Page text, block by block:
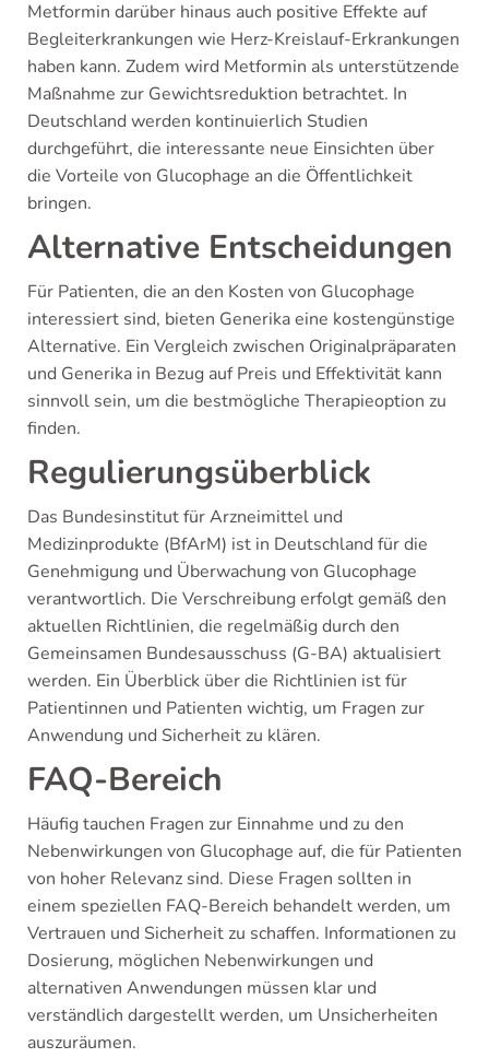
Metformin darüber hinaus auch positive Effekte auf
Begleiterkrankungen wie Herz-Kreislauf-Erkrankungen
haben kann. Zudem wird Metformin als unterstützende
Maßnahme zur Gewichtsreduktion betrachtet. In
Deutschland werden kontinuierlich Studien
durchgeführt, die interessante neue Einsichten über
die Vorteile von Glucophage an die Öffentlichkeit
bringen.
Alternative Entscheidungen
Für Patienten, die an den Kosten von Glucophage
interessiert sind, bieten Generika eine kostengünstige
Alternative. Ein Vergleich zwischen Originalpräparaten
und Generika in Bezug auf Preis und Effektivität kann
sinnvoll sein, um die bestmögliche Therapieoption zu
finden.
Regulierungsüberblick
Das Bundesinstitut für Arzneimittel und
Medizinprodukte (BfArM) ist in Deutschland für die
Genehmigung und Überwachung von Glucophage
verantwortlich. Die Verschreibung erfolgt gemäß den
aktuellen Richtlinien, die regelmäßig durch den
Gemeinsamen Bundesausschuss (G-BA) aktualisiert
werden. Ein Überblick über die Richtlinien ist für
Patientinnen und Patienten wichtig, um Fragen zur
Anwendung und Sicherheit zu klären.
FAQ-Bereich
Häufig tauchen Fragen zur Einnahme und zu den
Nebenwirkungen von Glucophage auf, die für Patienten
von hoher Relevanz sind. Diese Fragen sollten in
einem speziellen FAQ-Bereich behandelt werden, um
Vertrauen und Sicherheit zu schaffen. Informationen zu
Dosierung, möglichen Nebenwirkungen und
alternativen Anwendungen müssen klar und
verständlich dargestellt werden, um Unsicherheiten
auszuräumen.